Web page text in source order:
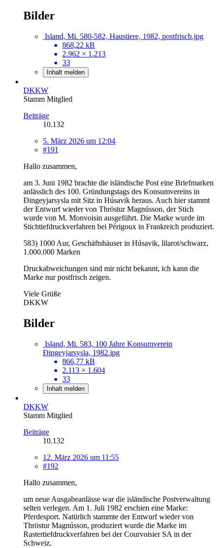
Bilder
Island, Mi. 580-582, Haustiere, 1982, postfrisch.jpg
868,22 kB
2.962 × 1.213
33
Inhalt melden
DKKW
Stamm Mitglied
Beiträge
10.132
5. März 2026 um 12:04
#191
Hallo zusammen,
am 3. Juni 1982 brachte die isländische Post eine Briefmarken
anlässlich des 100. Gründungstags des Konsumvereins in
Ðingeyjarsysla mit Sitz in Húsavik heraus. Auch hier stammt
der Entwurf wieder von Thröstur Magnússon, der Stich
wurde von M. Monvoisin ausgeführt. Die Marke wurde im
Stichtiefdruckverfahren bei Périgoux in Frankreich produziert.
583) 1000 Aur, Geschäftshäuser in Húsavik, lilarot/schwarz,
1.000.000 Marken
Druckabweichungen sind mir nicht bekannt, ich kann die
Marke nur postfrisch zeigen.
Viele Grüße
DKKW
Bilder
Island, Mi. 583, 100 Jahre Konsumverein
Ðingeyjarsysla, 1982.jpg
866,77 kB
2.113 × 1.604
33
Inhalt melden
DKKW
Stamm Mitglied
Beiträge
10.132
12. März 2026 um 11:55
#192
Hallo zusammen,
um neue Ausgabeanlässe war die isländische Postverwaltung
selten verlegen. Am 1. Juli 1982 erschien eine Marke:
Pferdesport. Natürlich stammte der Entwurf wieder von
Thröstur Magnússon, produziert wurde die Marke im
Rastertiefdruckverfahren bei der Courvoisier SA in der
Schweiz.